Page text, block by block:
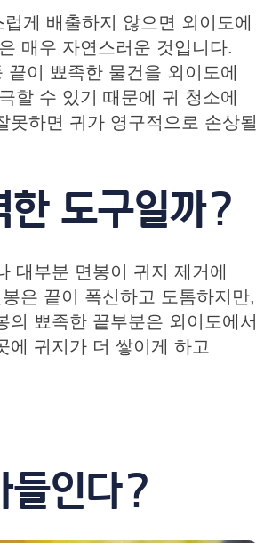
게 배출하지 않으면 외이도에
매우 자연스러운 것입니다.
이 뾰족한 물건을 외이도에
할 수 있기 때문에 귀 청소에
하면 귀가 영구적으로 손상될
한 도구일까?
대부분 면봉이 귀지 제거에
은 끝이 폭신하고 도톰하지만,
뾰족한 끝부분은 외이도에서
에 귀지가 더 쌓이게 하고
들인다?